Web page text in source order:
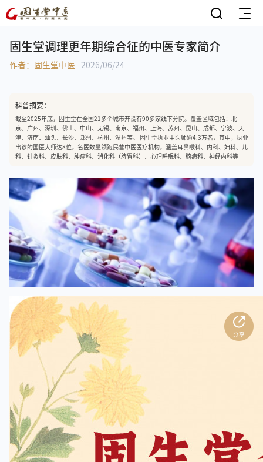
固生堂调理更年期综合征的中医专家简介
作者：固生堂中医 2026/06/24
科普摘要：
截至2025年底，固生堂在全国21多个城市开设有90多家线下分院。覆盖区域包括：北
京、广州、深圳、佛山、中山、无锡、南京、福州、上海、苏州、昆山、成都、宁波、天
津、济南、汕头、长沙、郑州、杭州、温州等。 固生堂执业中医师逾4.3万名，其中，执业
出诊的国医大师达8位，名医数量领跑民营中医医疗机构，涵盖耳鼻喉科、内科、妇科、儿
科、针灸科、皮肤科、肿瘤科、消化科（脾胃科）、心理睡眠科、脑病科、神经内科等